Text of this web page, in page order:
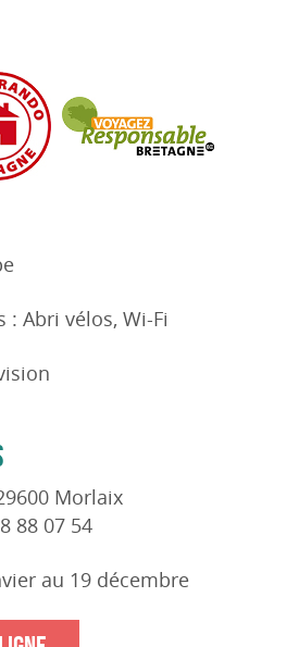
: Abri vélos, Wi-Fi
Morlaix
88 07 54
au 19 décembre